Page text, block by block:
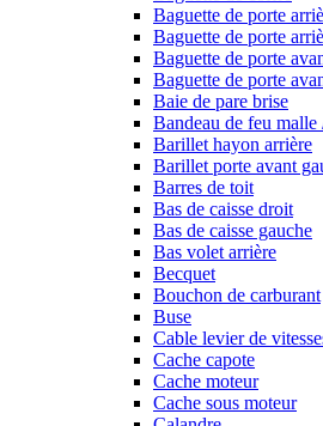
Baguette de porte
Baguette de porte
Baguette de porte
Baguette de porte
Baie de pare brise
Bandeau de feu malle
Barillet hayon arrière
Barillet porte avant
Barres de toit
Bas de caisse droit
Bas de caisse gauche
Bas volet arrière
Becquet
Bouchon de carburant
Buse
Cable levier de
Cache capote
Cache moteur
Cache sous moteur